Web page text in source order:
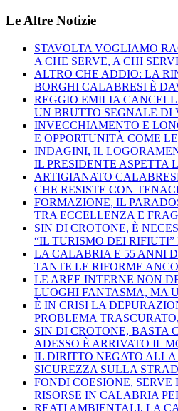
Le Altre Notizie
STAVOLTA VOGLIAMO
A CHE SERVE, A CHI
ALTRO CHE ADDIO: LA
BORGHI CALABRESI È
REGGIO EMILIA
UN BRUTTO SEGNALE DI
INVECCHIAMENTO E
E OPPORTUNITÀ COME
INDAGINI, IL
IL PRESIDENTE ASPETTA
ARTIGIANATO
CHE RESISTE CON
FORMAZIONE, IL
TRA ECCELLENZA E
SIN DI CROTONE, È
“IL TURISMO DEI
LA CALABRIA E 55 ANNI
TANTE LE RIFORME
LE AREE INTERNE NON
LUOGHI FANTASMA, MA
È IN CRISI LA
PROBLEMA
SIN DI CROTONE, BASTA
ADESSO È ARRIVATO IL
IL DIRITTO NEGATO
SICUREZZA SULLA
FONDI COESIONE,
RISORSE IN CALABRIA
REATI AMBIENTALI, LA